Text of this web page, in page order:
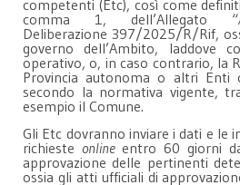
competenti (Etc), così come
comma 1, dell’Allegato “
Deliberazione 397/2025/R/Rif,
governo dell’Ambito, laddove
operativo, o, in caso contrario, la
Provincia autonoma o altri Enti
secondo la normativa vigente,
esempio il Comune.
Gli Etc dovranno inviare i dati e le
richieste onlineentro 60 giorni
approvazione delle pertinenti
ossia gli atti ufficiali di